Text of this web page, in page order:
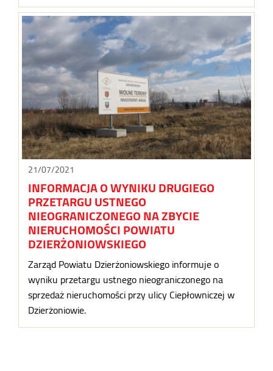
21/07/2021
INFORMACJA O WYNIKU DRUGIEGO
PRZETARGU USTNEGO
NIEOGRANICZONEGO NA ZBYCIE
NIERUCHOMOŚCI POWIATU
DZIERŻONIOWSKIEGO
Zarząd Powiatu Dzierżoniowskiego informuje o
wyniku przetargu ustnego nieograniczonego na
sprzedaż nieruchomości przy ulicy Ciepłowniczej w
Dzierżoniowie.